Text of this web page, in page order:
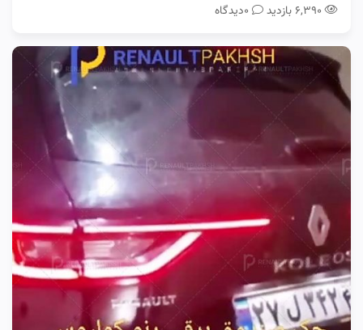
۶,۳۹۰ بازدید
0دیدگاه